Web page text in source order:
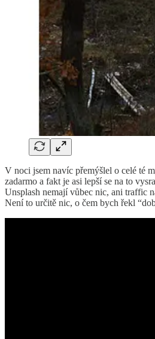
V noci jsem navíc přemýšlel o celé té
zadarmo a fakt je asi lepší se na to
Unsplash nemají vůbec nic, ani traffic
Není to určitě nic, o čem bych řekl